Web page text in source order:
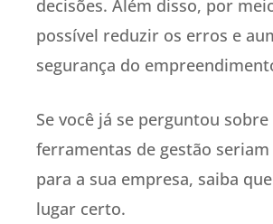
decisões. Além disso, por
possível reduzir os erros e
segurança do
Se você já se perguntou sobre
ferramentas de gestão
para a sua empresa, saiba
lugar certo.